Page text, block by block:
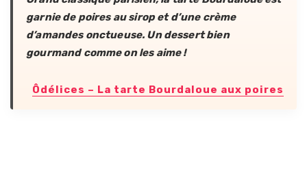
garnie de poires au sirop et d’une crème
d’amandes onctueuse. Un dessert bien
gourmand comme on les aime !
Ôdélices – La tarte Bourdaloue aux poires